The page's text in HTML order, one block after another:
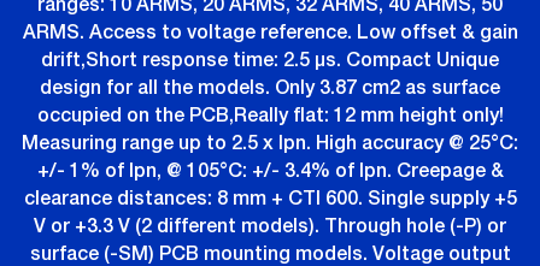
ARMS. Access to voltage reference. Low offset & gain
drift,Short response time: 2.5 µs. Compact Unique
design for all the models. Only 3.87 cm2 as surface
occupied on the PCB,Really flat: 12 mm height only!
Measuring range up to 2.5 x Ipn. High accuracy @ 25°C:
+/- 1% of Ipn, @ 105°C: +/- 3.4% of Ipn. Creepage &
clearance distances: 8 mm + CTI 600. Single supply +5
V or +3.3 V (2 different models). Through hole (-P) or
surface (-SM) PCB mounting models. Voltage output